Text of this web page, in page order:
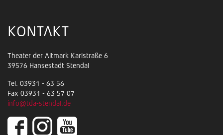
KONTAKT
Theater der Altmark Karlstraße 6
39576 Hansestadt Stendal
Tel. 03931 - 63 56
Fax 03931 - 63 57 07
info@tda-stendal.de